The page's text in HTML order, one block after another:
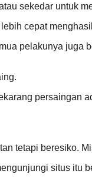
sekedar untuk
cepat
pelakunya juga
persaingan
tetapi beresiko.
situs itu